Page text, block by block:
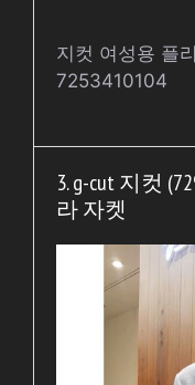
지컷 여성용 플
7253410104
3. g-cut 지컷
라 자켓